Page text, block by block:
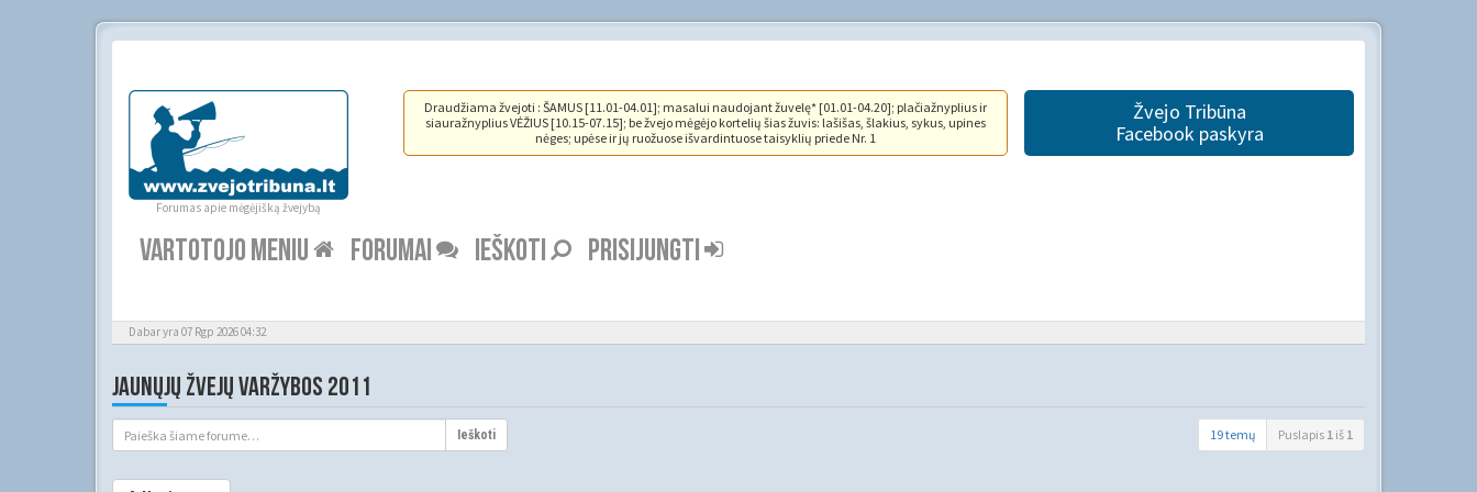
Forumas apie mėgėjišką žvejybą
Draudžiama žvejoti : ŠAMUS [11.01-04.01]; masalui naudojant žuvelę* [01.01-04.20]; plačiažnyplius ir
siauražnyplius VĖŽIUS [10.15-07.15]; be žvejo mėgėjo kortelių šias žuvis: lašišas, šlakius, sykus, upines
nėges; upėse ir jų ruožuose išvardintuose taisyklių priede Nr. 1
Žvejo Tribūna
Facebook paskyra
VARTOTOJO MENIU FORUMAI IEŠKOTI PRISIJUNGTI
Dabar yra 07 Rgp 2026 04:32
JAUNŲJŲ ŽVEJŲ VARŽYBOS 2011
Ieškoti 19 temų Puslapis 1 iš 1